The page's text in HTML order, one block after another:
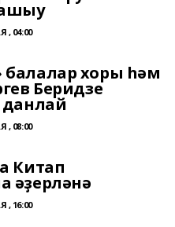
, 04:00
хоры һәм
Беридзе
данлай
, 08:00
Китап
әҙерләнә
, 16:00